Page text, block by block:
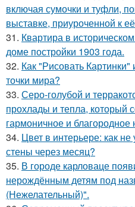
включая сумочки и туфли,
выставке, приуроченной к
31. Квартира в
доме постройки 1903 года.
32. Как "Рисовать
точки мира?
33. Серо-голубой и
прохлады и тепла, который
гармоничное и благородное
34. Цвет в интерьере: как не
стены через месяц?
35. В городе карловаце
нерождённым детям под
(Нежелательный)".